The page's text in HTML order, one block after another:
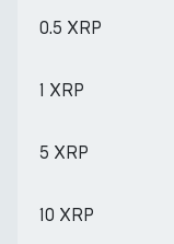
0.5 XRP
1 XRP
5 XRP
10 XRP